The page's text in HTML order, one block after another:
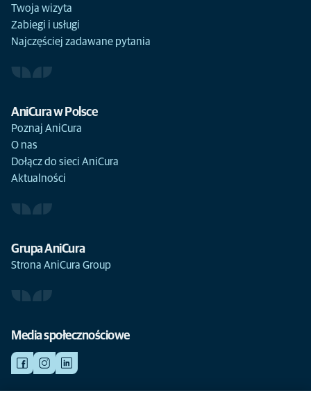
Twoja wizyta
Zabiegi i usługi
Najczęściej zadawane pytania
AniCura w Polsce
Poznaj AniCura
O nas
Dołącz do sieci AniCura
Aktualności
Grupa AniCura
Strona AniCura Group
Media społecznościowe